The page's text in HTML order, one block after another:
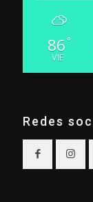
86 °
VIE
Redes